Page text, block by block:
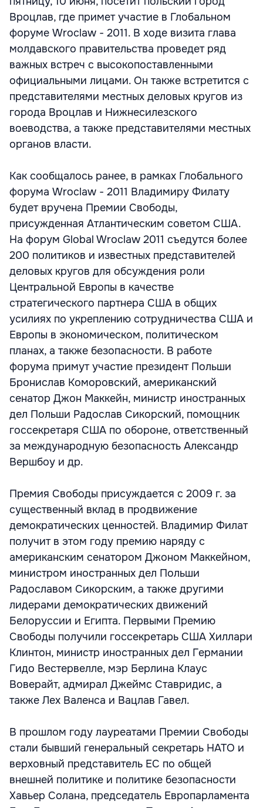
Вроцлав, где примет участие в Глобальном
форуме Wroclaw - 2011. В ходе визита глава
молдавского правительства проведет ряд
важных встреч с высокопоставленными
официальными лицами. Он также встретится с
представителями местных деловых кругов из
города Вроцлав и Нижнесилезского
воеводства, а также представителями местных
органов власти.
Как сообщалось ранее, в рамках Глобального
форума Wroclaw - 2011 Владимиру Филату
будет вручена Премии Свободы,
присужденная Атлантическим советом США.
На форум Global Wroclaw 2011 съедутся более
200 политиков и известных представителей
деловых кругов для обсуждения роли
Центральной Европы в качестве
стратегического партнера США в общих
усилиях по укреплению сотрудничества США и
Европы в экономическом, политическом
планах, а также безопасности. В работе
форума примут участие президент Польши
Бронислав Коморовский, американский
сенатор Джон Маккейн, министр иностранных
дел Польши Радослав Сикорский, помощник
госсекретаря США по обороне, ответственный
за международную безопасность Александр
Вершбоу и др.
Премия Свободы присуждается с 2009 г. за
существенный вклад в продвижение
демократических ценностей. Владимир Филат
получит в этом году премию наряду с
американским сенатором Джоном Маккейном,
министром иностранных дел Польши
Радославом Сикорским, а также другими
лидерами демократических движений
Белоруссии и Египта. Первыми Премию
Свободы получили госсекретарь США Хиллари
Клинтон, министр иностранных дел Германии
Гидо Вестервелле, мэр Берлина Клаус
Воверайт, адмирал Джеймс Ставридис, а
также Лех Валенса и Вацлав Гавел.
В прошлом году лауреатами Премии Свободы
стали бывший генеральный секретарь НАТО и
верховный представитель ЕС по общей
внешней политике и политике безопасности
Хавьер Солана, председатель Европарламента